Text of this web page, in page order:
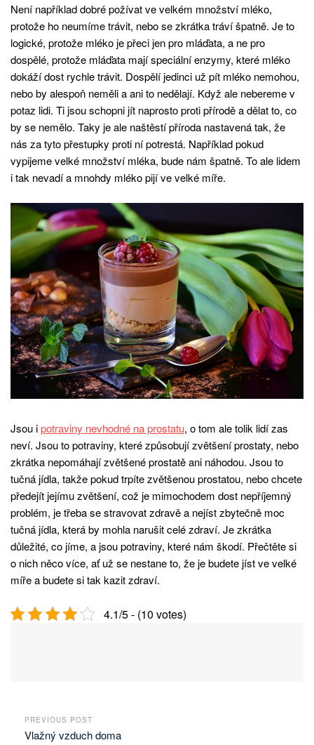
Není například dobré požívat ve velkém množství mléko,
protože ho neumíme trávit, nebo se zkrátka tráví špatně. Je to
logické, protože mléko je přeci jen pro mláďata, a ne pro
dospělé, protože mláďata mají speciální enzymy, které mléko
dokáží dost rychle trávit. Dospělí jedinci už pít mléko nemohou,
nebo by alespoň neměli a ani to nedělají. Když ale nebereme v
potaz lidi. Ti jsou schopni jít naprosto proti přírodě a dělat to, co
by se nemělo. Taky je ale naštěstí příroda nastavená tak, že
nás za tyto přestupky proti ní potrestá. Například pokud
vypijeme velké množství mléka, bude nám špatně. To ale lidem
i tak nevadí a mnohdy mléko pijí ve velké míře.
Jsou ipotraviny nevhodné na prostatu, o tom ale tolik lidí zas
neví. Jsou to potraviny, které způsobují zvětšení prostaty, nebo
zkrátka nepomáhají zvětšené prostatě ani náhodou. Jsou to
tučná jídla, takže pokud trpíte zvětšenou prostatou, nebo chcete
předejít jejímu zvětšení, což je mimochodem dost nepříjemný
problém, je třeba se stravovat zdravě a nejíst zbytečně moc
tučná jídla, která by mohla narušit celé zdraví. Je zkrátka
důležité, co jíme, a jsou potraviny, které nám škodí. Přečtěte si
o nich něco více, ať už se nestane to, že je budete jíst ve velké
míře a budete si tak kazit zdraví.
4.1/5 - (10 votes)
PREVIOUS POST
Vlažný vzduch doma